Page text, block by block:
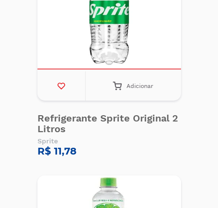
Adicionar
Refrigerante Sprite Original 2
Litros
Sprite
R$ 11,78